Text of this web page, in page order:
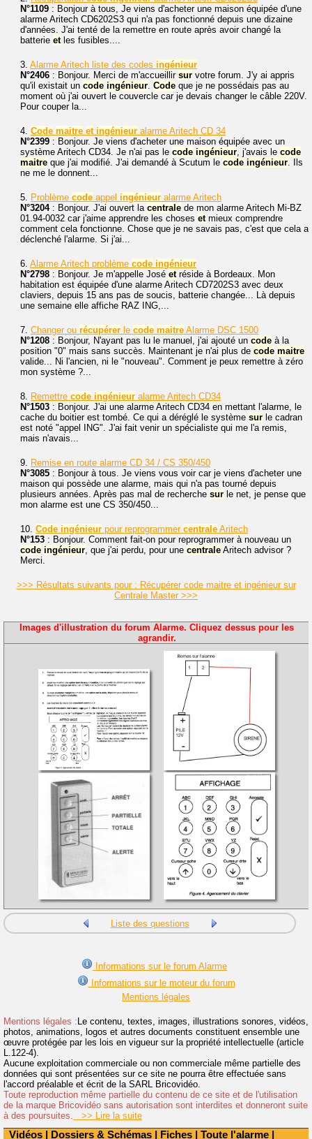
Vidéos | Dossiers & Schémas | Fiches | Toute l'alarme |
N°1109 : Bonjour à tous, Je viens d'acheter une maison équipée d'une
alarme Aritech CD6202S3 qui n'a pas fonctionné depuis une dizaine
d'années. J'ai tenté de la remettre en route après avoir changé la
batterie etles fusibles....
3. Alarme Aritech liste des codes ingénieur
N°2406 : Bonjour. Merci de m'accueillir sur votre forum. J'y ai appris
qu'il existait un code ingénieur. Code que je ne possédais pas au
moment où j'ai ouvert le couvercle car je devais changer le câble 220V.
Pour couper la...
4. Code maitre et ingénieur alarme Aritech CD 34
N°2399 : Bonjour. Je viens d'acheter une maison équipée avec un
système Aritech CD34. Je n'ai pas le code ingénieur, j'avais le code
maitre que j'ai modifié. J'ai demandé à Scutum le code ingénieur. Ils
ne me le donnent...
5. Problème code appel ingénieur alarme Aritech
N°3204: Bonjour. J'ai ouvert la centrale de mon alarme Aritech Mi-BZ
01.94-0032 car j'aime apprendre les choses etmieux comprendre
comment cela fonctionne. Chose que je ne savais pas, c'est que cela a
déclenché l'alarme. Si j'ai...
6. Alarme Aritech problème code ingénieur
N°2798 : Bonjour. Je m'appelle José etréside à Bordeaux. Mon
habitation est équipée d'une alarme Aritech CD7202S3 avec deux
claviers, depuis 15 ans pas de soucis, batterie changée... Là depuis
une semaine elle affiche RAZ ING,...
7. Changer ou récupérer le code maitre Alarme DSC 1500
N°1208 : Bonjour, N'ayant pas lu le manuel, j'ai ajouté un code à la
position "0" mais sans succès. Maintenant je n'ai plus de code maitre
valide... Ni l'ancien, ni le "nouveau". Comment je peux remettre à zéro
mon système ?...
8. Remettre code ingénieur alarme Aritech CD34
N°1503 : Bonjour. J'ai une alarme Aritech CD34 en mettant l'alarme, le
cache du boitier est tombé. Ce qui a déréglé le système sur le cadran
est noté "appel ING". J'ai fait venir un spécialiste qui me l'a remis,
mais n'avais...
9. Remise en route alarme CD 34 / CS 350/450
N°3085 : Bonjour à tous. Je viens vous voir car je viens d'acheter une
maison qui possède une alarme, mais qui n'a pas tourné depuis
plusieurs années. Après pas mal de recherche sur le net, je pense que
mon alarme est une CS 350/450...
10. Code ingénieur pour reprogrammer centrale Aritech
N°153 : Bonjour. Comment fait-on pour reprogrammer à nouveau un
code ingénieur, que j'ai perdu, pour une centrale Aritech advisor ?
Merci.
>>> Résultats suivants pour : Récupérer code maitre et ingénieur sur
Centrale Master >>>
Images d'illustration du forum Alarme. Cliquez dessus pour les
agrandir.
Liste des questions
Informations sur le forum Alarme
Informations sur le moteur du forum
Mentions légales
Mentions légales : Le contenu, textes, images, illustrations sonores, vidéos,
photos, animations, logos et autres documents constituent ensemble une
œuvre protégée par les lois en vigueur sur la propriété intellectuelle (article
L.122-4).
Aucune exploitation commerciale ou non commerciale même partielle des
données qui sont présentées sur ce site ne pourra être effectuée sans
l'accord préalable et écrit de la SARL Bricovidéo.
Toute reproduction même partielle du contenu de ce site et de l'utilisation
de la marque Bricovidéo sans autorisation sont interdites et donneront suite
à des poursuites.
>> Lire la suite